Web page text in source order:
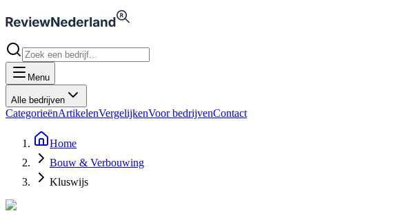
Menu
Alle bedrijven
CategorieënArtikelenVergelijkenVoor bedrijvenContact
Home
Bouw & Verbouwing
Kluswijs